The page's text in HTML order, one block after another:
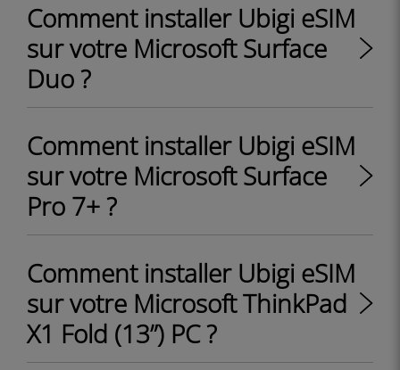
Comment installer Ubigi eSIM
sur votre Microsoft Surface
Duo ?
Comment installer Ubigi eSIM
sur votre Microsoft Surface
Pro 7+ ?
Comment installer Ubigi eSIM
sur votre Microsoft ThinkPad
X1 Fold (13”) PC ?